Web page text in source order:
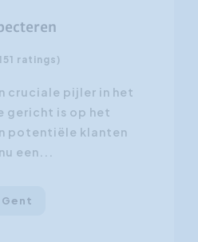
ratings)
cruciale pijler in het
gericht is op het
potentiële klanten
een...
Gent